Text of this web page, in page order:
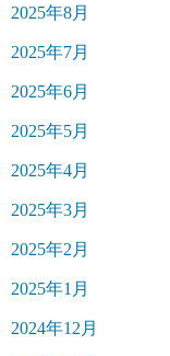
2025年8月
2025年7月
2025年6月
2025年5月
2025年4月
2025年3月
2025年2月
2025年1月
2024年12月